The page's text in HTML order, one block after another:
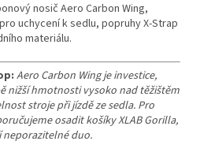
nosič Aero Carbon Wing,
uchycení k sedlu, popruhy X-Strap
materiálu.
Aero Carbon Wing je investice,
nižší hmotnosti vysoko nad těžištěm
stroje při jízdě ze sedla. Pro
osadit košíky XLAB Gorilla,
duo.